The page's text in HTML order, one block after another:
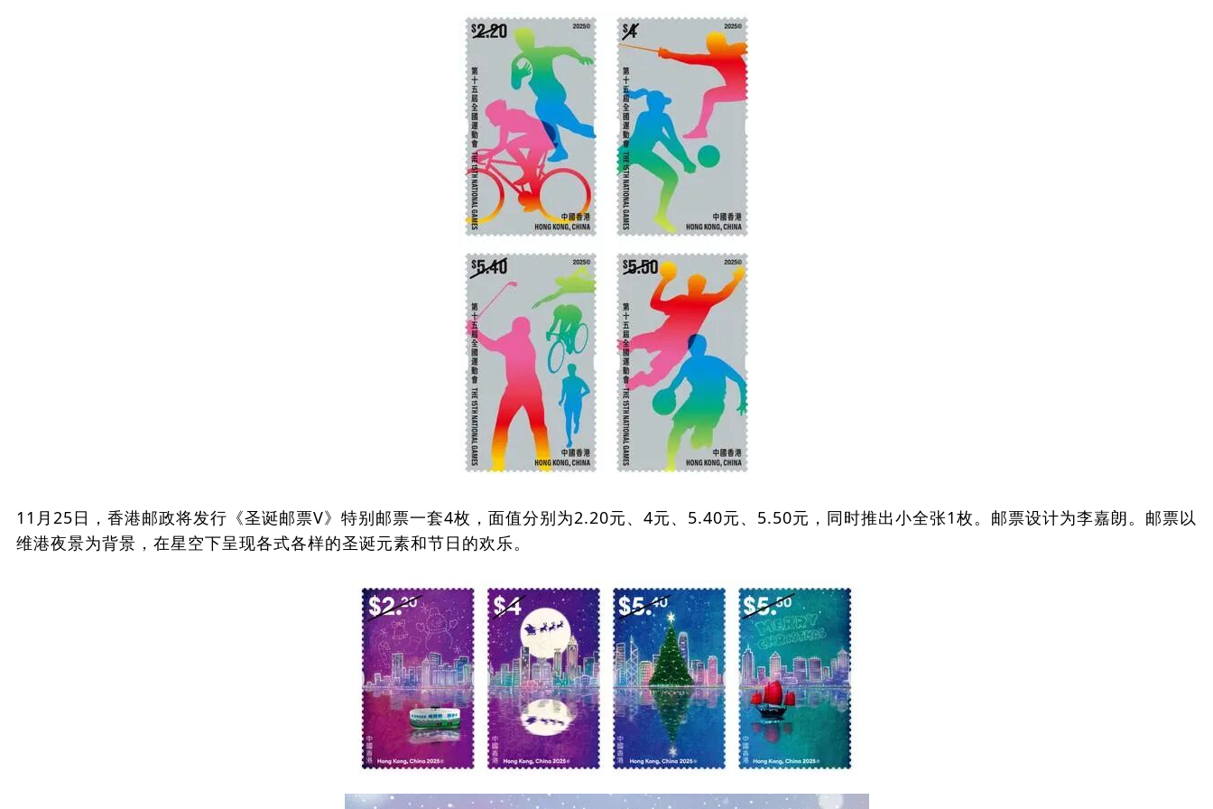
11月25日，香港邮政将发行《圣诞邮票V》特别邮票一套4枚，面值分别为2.20元、4元、5.40元、5.50元，同时推出小全张1枚。邮票设计为李嘉朗。邮票以
维港夜景为背景，在星空下呈现各式各样的圣诞元素和节日的欢乐。